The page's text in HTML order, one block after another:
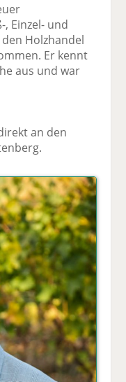
Einzel- und
Holzhandel
Er kennt
aus und war
an den